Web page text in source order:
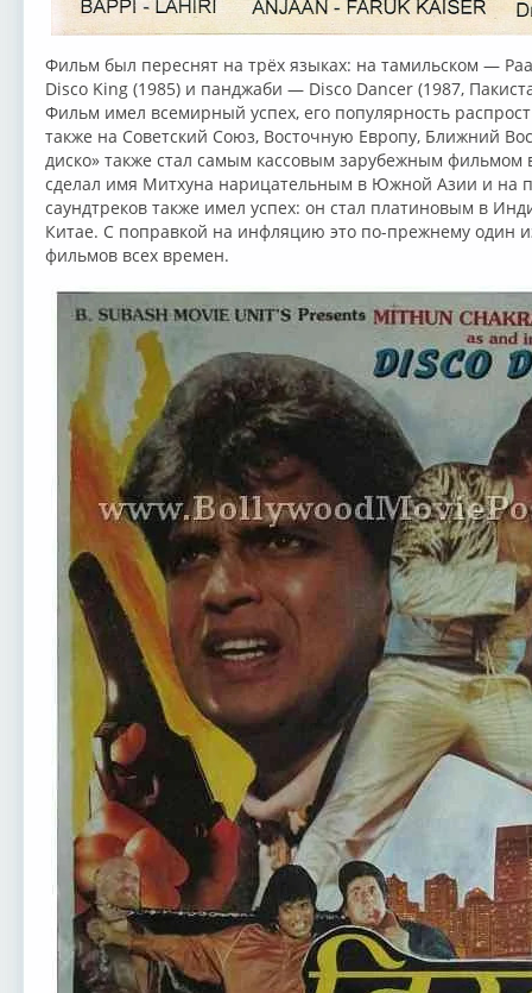
Фильм был переснят на трёх языках: на тамильском —
Disco King (1985) и панджаби — Disco Dancer (1987,
Фильм имел всемирный успех, его популярность
также на Советский Союз, Восточную Европу, Ближний
диско» также стал самым кассовым зарубежным фильмом
сделал имя Митхуна нарицательным в Южной Азии и на
саундтреков также имел успех: он стал платиновым в
Китае. С поправкой на инфляцию это по-прежнему один
фильмов всех времен.